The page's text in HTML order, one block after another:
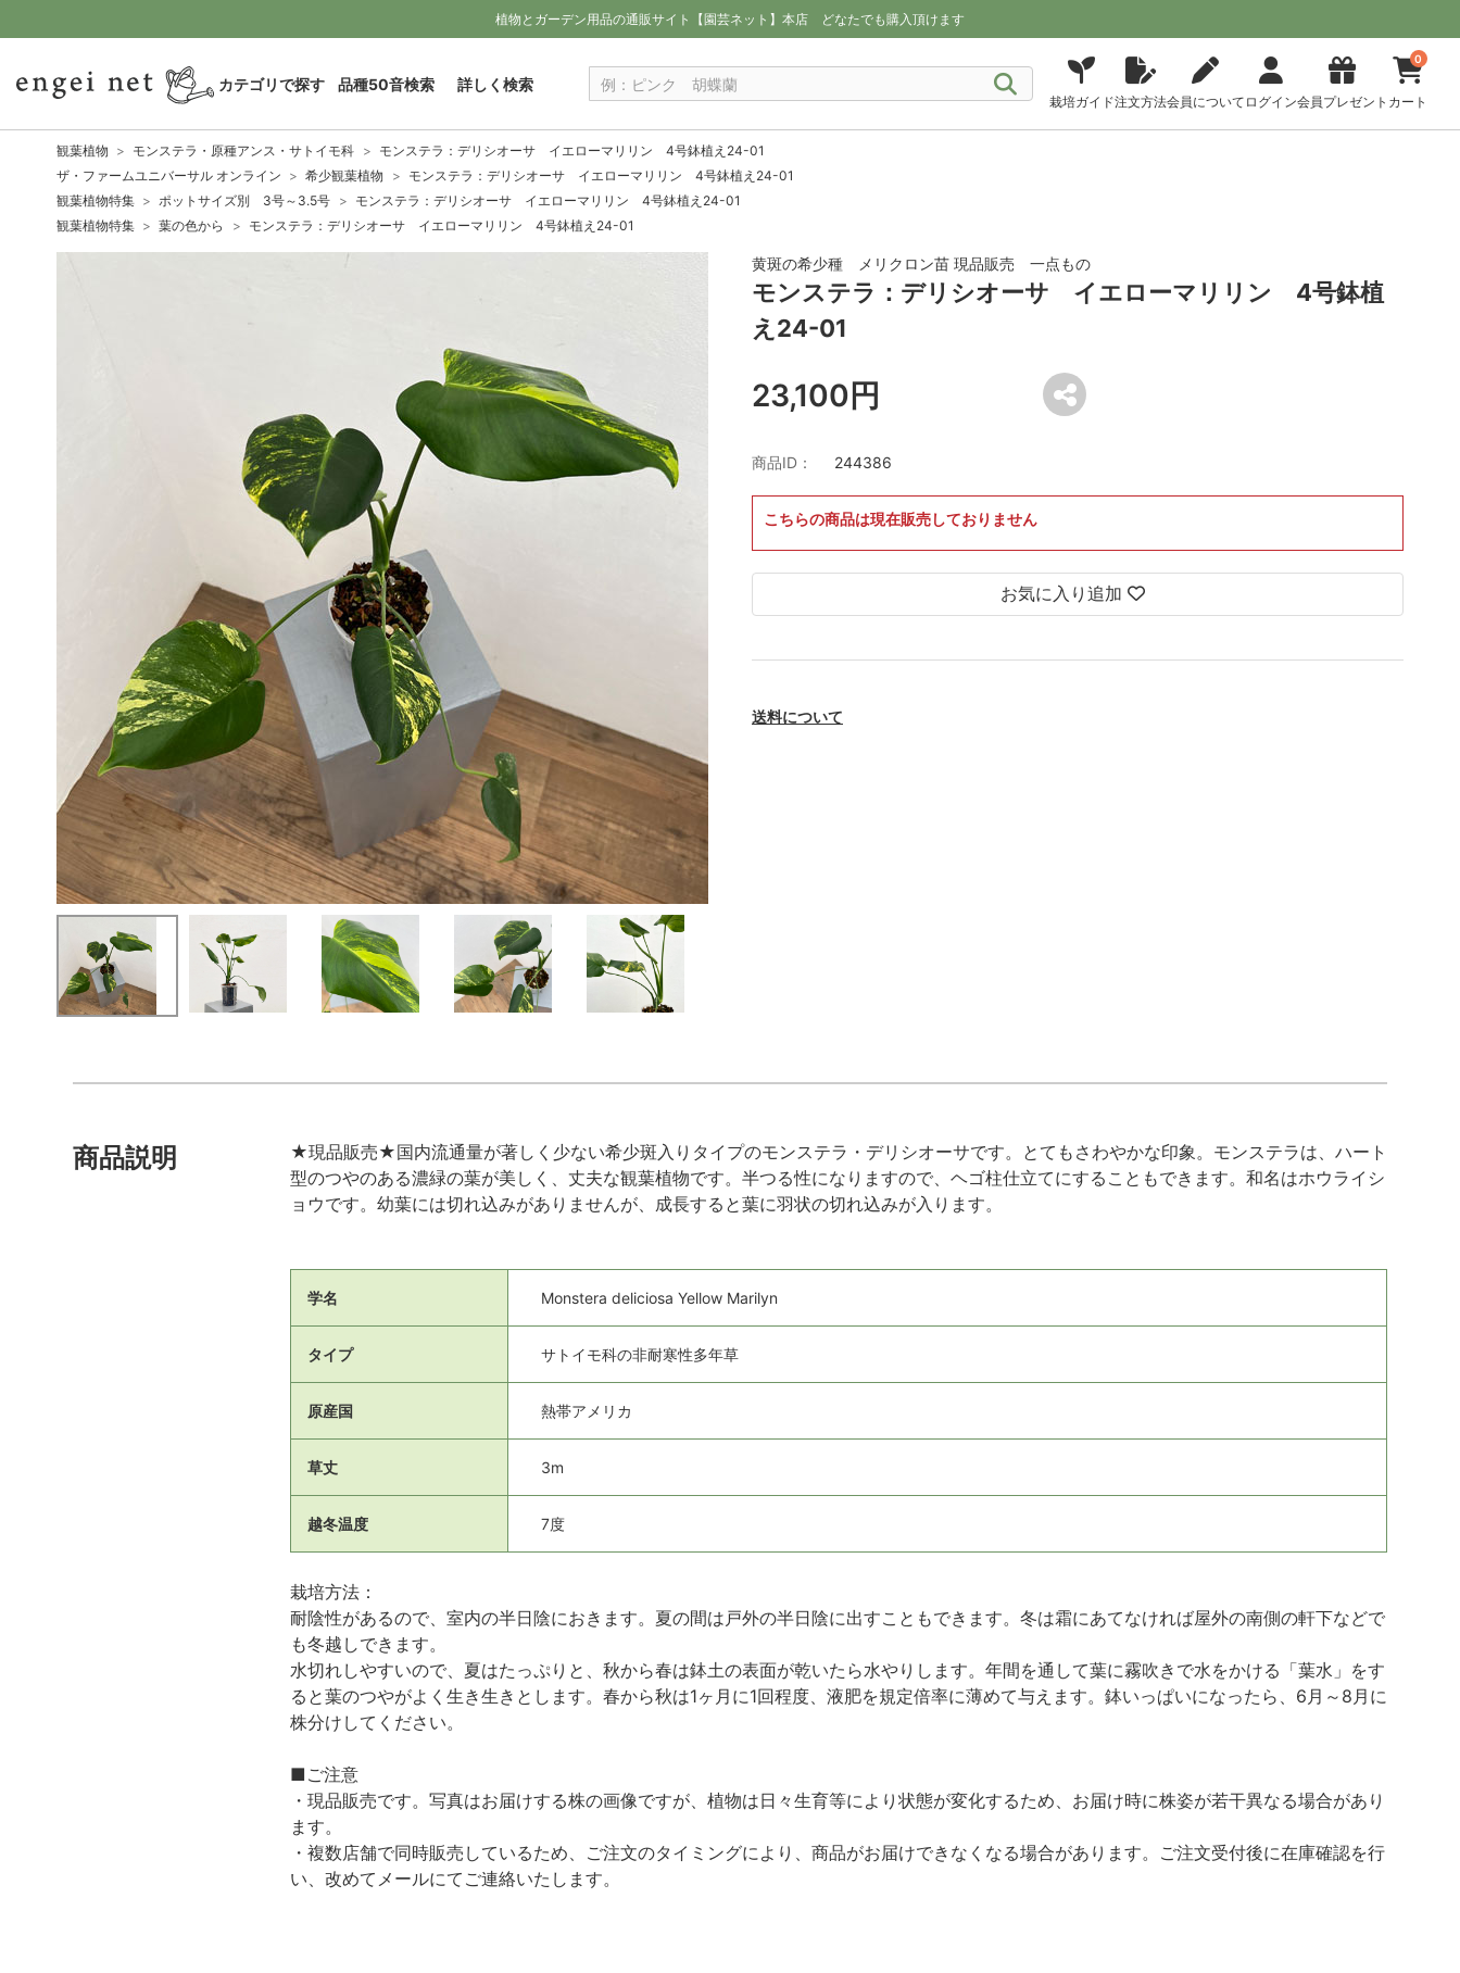
植物とガーデン用品の通販サイト【園芸ネット】本店 どなたでも購入頂けます
カテゴリで探す 品種50音検索 詳しく検索
栽培ガイド注文方法会員について ログイン会員プレゼント
0
カート
観葉植物 モンステラ・原種アンス・サトイモ科
モンステラ：デリシオーサ イエローマリリン 4号鉢植え24-01
ザ・ファームユニバーサル オンライン
希少観葉植物
モンステラ：デリシオーサ イエローマリリン 4号鉢植え24-01
観葉植物特集
ポットサイズ別 3号～3.5号
モンステラ：デリシオーサ イエローマリリン 4号鉢植え24-01
観葉植物特集
葉の色から モンステラ：デリシオーサ イエローマリリン 4号鉢植え24-01
黄斑の希少種 メリクロン苗 現品販売 一点もの
モンステラ：デリシオーサ イエローマリリン 4号鉢植
え24-01
23,100円
商品ID： 244386
こちらの商品は現在販売しておりません
お気に入り追加
送料について
商品説明
★現品販売★国内流通量が著しく少ない希少斑入りタイプのモンステラ・デリシオーサです。とてもさわやかな印象。モンステラは、ハート
型のつやのある濃緑の葉が美しく、丈夫な観葉植物です。半つる性になりますので、ヘゴ柱仕立てにすることもできます。和名はホウライシ
ョウです。幼葉には切れ込みがありませんが、成長すると葉に羽状の切れ込みが入ります。
学名 Monstera deliciosa Yellow Marilyn
タイプ サトイモ科の非耐寒性多年草
原産国 熱帯アメリカ
草丈 3m
越冬温度 7度
栽培方法：
耐陰性があるので、室内の半日陰におきます。夏の間は戸外の半日陰に出すこともできます。冬は霜にあてなければ屋外の南側の軒下などで
も冬越しできます。
水切れしやすいので、夏はたっぷりと、秋から春は鉢土の表面が乾いたら水やりします。年間を通して葉に霧吹きで水をかける「葉水」をす
ると葉のつやがよく生き生きとします。春から秋は1ヶ月に1回程度、液肥を規定倍率に薄めて与えます。鉢いっぱいになったら、6月～8月に
株分けしてください。
■ご注意
・現品販売です。写真はお届けする株の画像ですが、植物は日々生育等により状態が変化するため、お届け時に株姿が若干異なる場合があり
ます。
・複数店舗で同時販売しているため、ご注文のタイミングにより、商品がお届けできなくなる場合があります。ご注文受付後に在庫確認を行
い、改めてメールにてご連絡いたします。